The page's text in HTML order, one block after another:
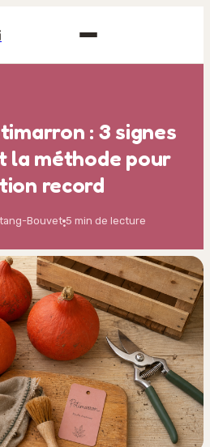
: 3 signes
la méthode pour
record
Bouvet·5 min de lecture